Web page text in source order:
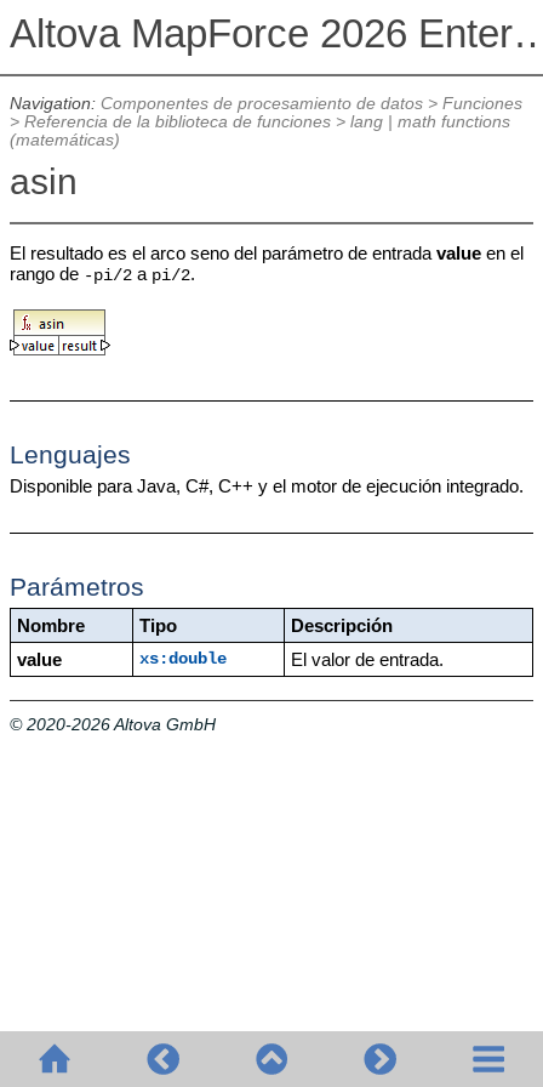
Altova MapForce 2026
Navigation: Componentes de procesamiento de datos> Funciones
> Referencia de la biblioteca de funciones> lang | math functions
(matemáticas)
asin
El resultado es el arco seno del parámetro de entrada valueen el
rango de -pi/2a pi/2.
Lenguajes
Disponible para Java, C#, C++ y el motor de ejecución integrado.
Parámetros
Nombre Tipo
Descripción
value
xs:double El valor de entrada.
© 2020-2026 Altova GmbH